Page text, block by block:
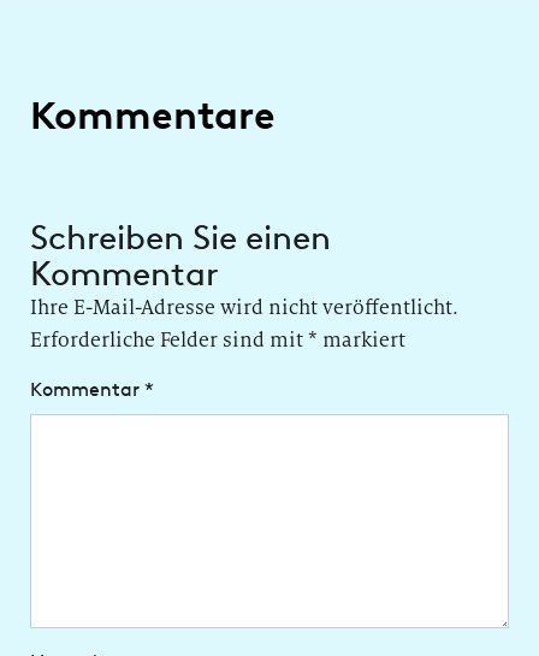
Kommentare
Schreiben Sie einen
Kommentar
Ihre E-Mail-Adresse wird nicht veröffentlicht.
Erforderliche Felder sind mit* markiert
Kommentar *